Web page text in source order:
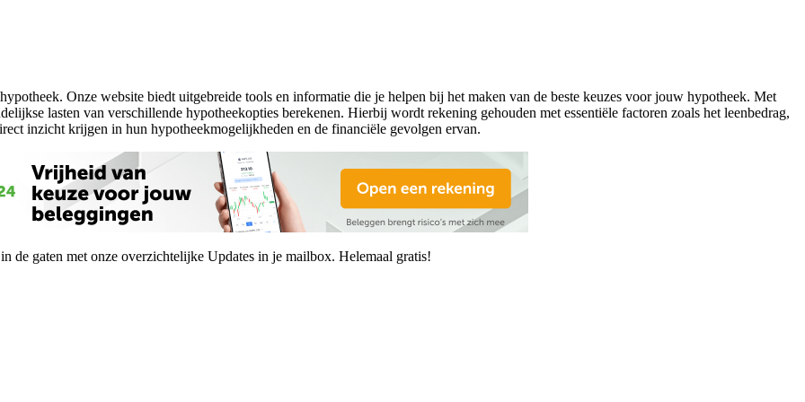
Onze website biedt uitgebreide tools en informatie die je helpen bij het maken van de beste keuzes voor jouw hypotheek. Met
lasten van verschillende hypotheekopties berekenen. Hierbij wordt rekening gehouden met essentiële factoren zoals het leenbedrag,
inzicht krijgen in hun hypotheekmogelijkheden en de financiële gevolgen ervan.
de gaten met onze overzichtelijke Updates in je mailbox. Helemaal gratis!